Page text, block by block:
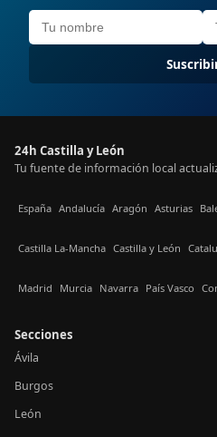
24h Castilla y León
Tu fuente de información local
España Andalucía Aragón Asturias
Castilla La-Mancha Castilla y León
Madrid Murcia Navarra País Vasco
Secciones
Ávila
Burgos
León